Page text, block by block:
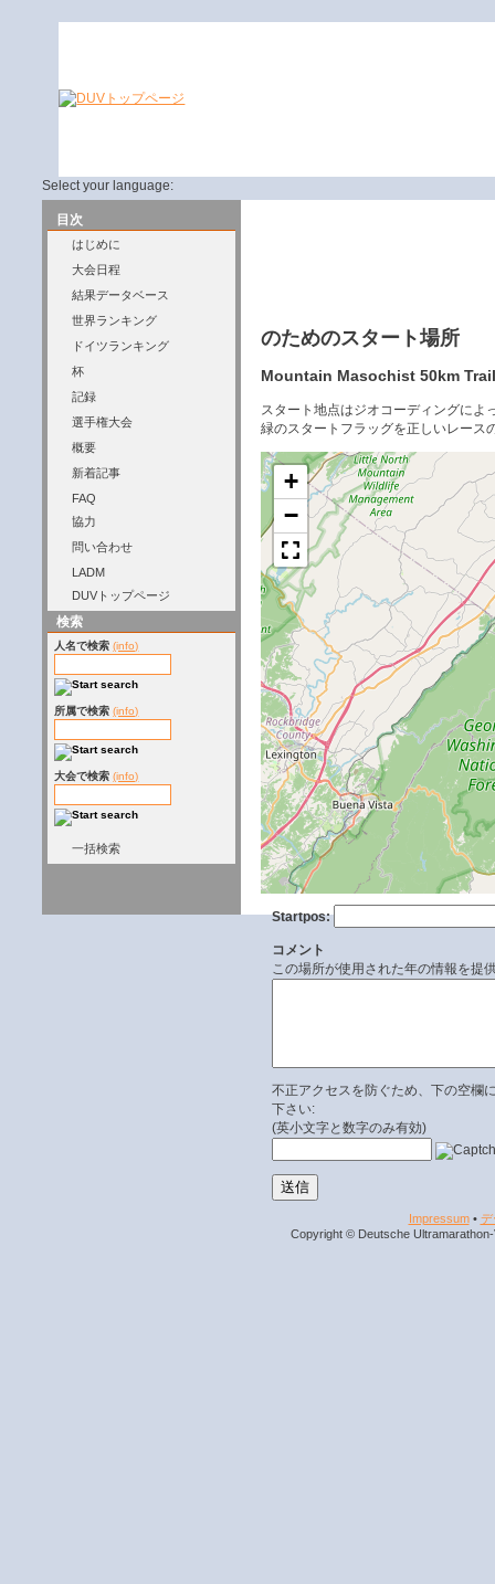
Select your language:
目次
はじめに
大会日程
結果データベース
世界ランキング
ドイツランキング
杯
記録
選手権大会
概要
新着記事
FAQ
協力
問い合わせ
LADM
DUVトップページ
検索
人名で検索 (info)
所属で検索 (info)
大会で検索 (info)
一括検索
のためのスタート場所
Mountain Masochist 50km
スタート地点はジオコーディングに
緑のスタートフラッグを正しいレース
+
−
Startpos:
コメント
この場所が使用された年の情報を提
不正アクセスを防ぐため、下の空欄
下さい:
(英小文字と数字のみ有効)
Impressum• デ
Copyright © Deutsche